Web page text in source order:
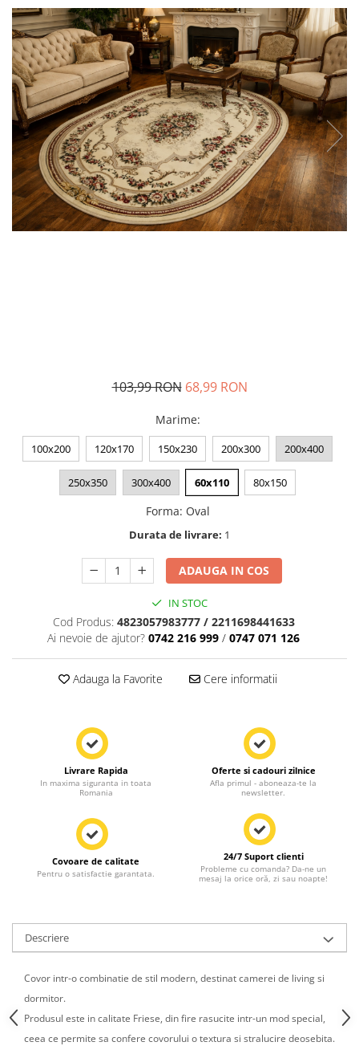
103,99 RON 68,99 RON
Marime:
100x200 120x170 150x230 200x300 200x400
250x350 300x400 60x110 80x150
Forma: Oval
Durata de livrare: 1
ADAUGA IN COS
IN STOC
Cod Produs: 4823057983777 / 2211698441633
Ai nevoie de ajutor? 0742 216 999 / 0747 071 126
Adauga la Favorite Cere informatii
Livrare Rapida
In maxima siguranta in toata
Romania
Oferte si cadouri zilnice
Afla primul - aboneaza-te la
newsletter.
Covoare de calitate
Pentru o satisfactie garantata.
24/7 Suport clienti
Probleme cu comanda? Da-ne un
mesaj la orice oră, zi sau noapte!
Descriere
Covor intr-o combinatie de stil modern, destinat camerei de living si
dormitor.
Produsul este in calitate Friese, din fire rasucite intr-un mod special,
ceea ce permite sa confere covorului o textura si stralucire deosebita.